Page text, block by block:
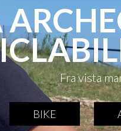
Fra vista
BIKE